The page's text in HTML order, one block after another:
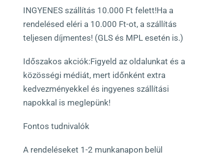
INGYENES szállítás 10.000 Ft felett!Ha a
rendelésed eléri a 10.000 Ft-ot, a szállítás
teljesen díjmentes! (GLS és MPL esetén is.)
Időszakos akciók:Figyeld az oldalunkat és a
közösségi médiát, mert időnként extra
kedvezményekkel és ingyenes szállítási
napokkal is meglepünk!
Fontos tudnivalók
A rendeléseket 1-2 munkanapon belül